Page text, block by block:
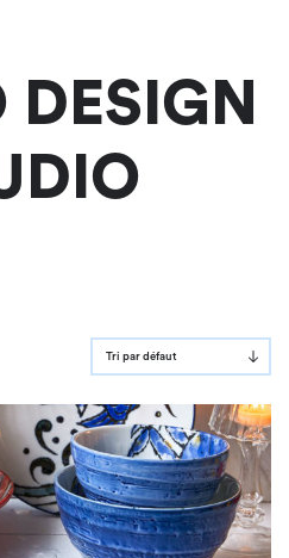
Tri par défaut